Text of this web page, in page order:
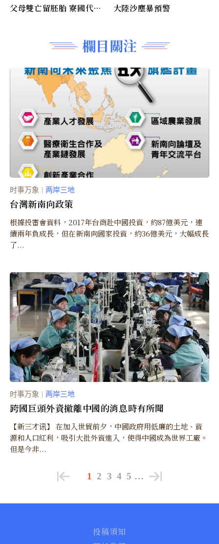
父母雙亡留胚胎 寮國代孕
大陸沙塵暴預警
欄目關注
时事万象 ｜ 两岸三地
台灣新南向政策
根據投審會資料，2017年台商赴中國投資，約87億美元，連
續兩年負成長，但在新南向國家投資，約36億美元，大幅成長
了...
时事万象 ｜ 两岸三地
跨國巨頭外資撤離中國的消息時有所聞
【新三才讯】 在加入世貿前夕，中國政府用低廉的土地、資
源和人口紅利，吸引大批外資進入，使得中國成為世界工廠。
但是今非...
1 2 3 4 5 …
投稿須知